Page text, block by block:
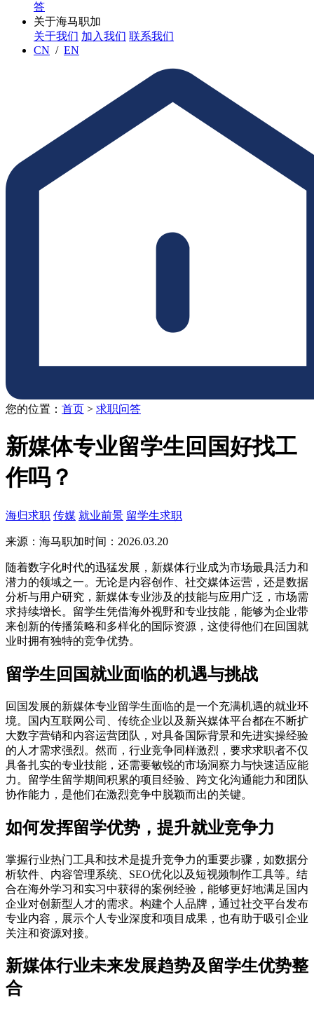
答
关于海马职加
关于我们 加入我们 联系我们
CN / EN
您的位置： 首页 > 求职问答
新媒体专业留学生回国好找工
作吗？
海归求职 传媒 就业前景 留学生求职
来源：海马职加时间：2026.03.20
随着数字化时代的迅猛发展，新媒体行业成为市场最具活力和
潜力的领域之一。无论是内容创作、社交媒体运营，还是数据
分析与用户研究，新媒体专业涉及的技能与应用广泛，市场需
求持续增长。留学生凭借海外视野和专业技能，能够为企业带
来创新的传播策略和多样化的国际资源，这使得他们在回国就
业时拥有独特的竞争优势。
留学生回国就业面临的机遇与挑战
回国发展的新媒体专业留学生面临的是一个充满机遇的就业环
境。国内互联网公司、传统企业以及新兴媒体平台都在不断扩
大数字营销和内容运营团队，对具备国际背景和先进实操经验
的人才需求强烈。然而，行业竞争同样激烈，要求求职者不仅
具备扎实的专业技能，还需要敏锐的市场洞察力与快速适应能
力。留学生留学期间积累的项目经验、跨文化沟通能力和团队
协作能力，是他们在激烈竞争中脱颖而出的关键。
如何发挥留学优势，提升就业竞争力
掌握行业热门工具和技术是提升竞争力的重要步骤，如数据分
析软件、内容管理系统、SEO优化以及短视频制作工具等。结
合在海外学习和实习中获得的案例经验，能够更好地满足国内
企业对创新型人才的需求。构建个人品牌，通过社交平台发布
专业内容，展示个人专业深度和项目成果，也有助于吸引企业
关注和资源对接。
新媒体行业未来发展趋势及留学生优势整
合